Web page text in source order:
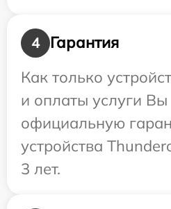
4
Гарантия
Как только
и оплаты услуги Вы
официальную
устройства
3 лет.